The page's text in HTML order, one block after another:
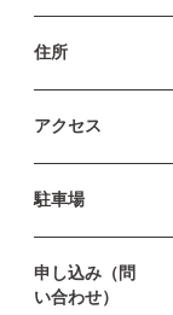
住所
アクセス
駐車場
申し込み（問
い合わせ）